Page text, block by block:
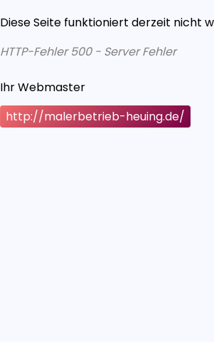
Diese Seite funktioniert derzeit nicht
HTTP-Fehler 500 - Server Fehler
Ihr Webmaster
http://malerbetrieb-heuing.de/